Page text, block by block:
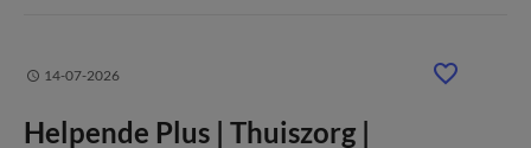
14-07-2026
Helpende Plus | Thuiszorg |